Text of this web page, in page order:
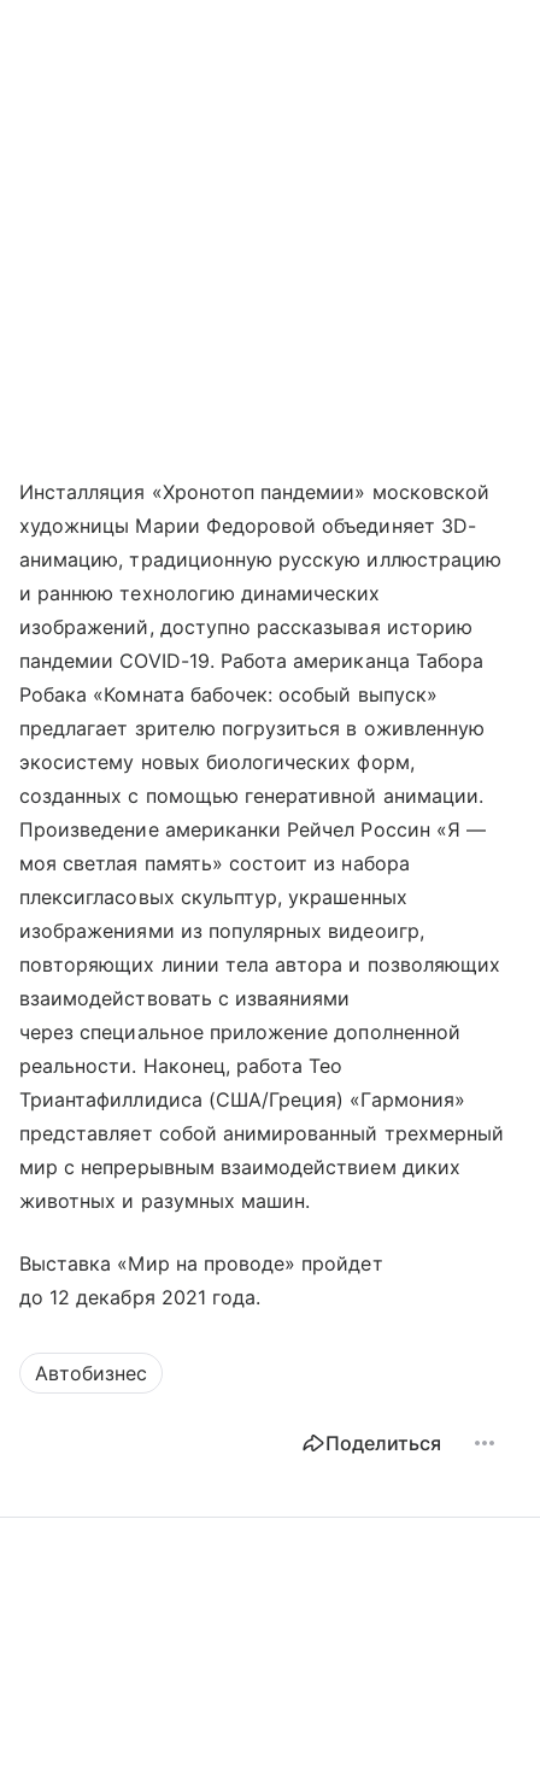
Инсталляция «Хронотоп пандемии» московской
художницы Марии Федоровой объединяет 3D-
анимацию, традиционную русскую иллюстрацию
и раннюю технологию динамических
изображений, доступно рассказывая историю
пандемии COVID-19. Работа американца Табора
Робака «Комната бабочек: особый выпуск»
предлагает зрителю погрузиться в оживленную
экосистему новых биологических форм,
созданных с помощью генеративной анимации.
Произведение американки Рейчел Россин «Я —
моя светлая память» состоит из набора
плексигласовых скульптур, украшенных
изображениями из популярных видеоигр,
повторяющих линии тела автора и позволяющих
взаимодействовать с изваяниями
через специальное приложение дополненной
реальности. Наконец, работа Тео
Триантафиллидиса (США/Греция) «Гармония»
представляет собой анимированный трехмерный
мир с непрерывным взаимодействием диких
животных и разумных машин.
Выставка «Мир на проводе» пройдет
до 12 декабря 2021 года.
Автобизнес
Поделиться